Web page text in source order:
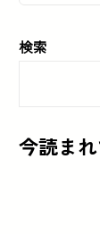
検索
今読ま